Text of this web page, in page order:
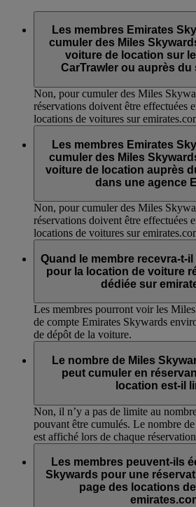
Les membres Emirates
cumuler des Miles
voiture de location sur
CarTrawler ou auprès
Non, pour cumuler des Miles
réservations doivent être effectuées
locations de voitures sur
Les membres Emirates
cumuler des Miles
voiture de location auprès
dans une agence
Non, pour cumuler des Miles
réservations doivent être effectuées
locations de voitures sur
Quand le membre recevra-t-
pour la location de voiture
dédiée sur
Les membres pourront voir les
de compte Emirates Skywards
de dépôt de la voiture.
Le nombre de Miles
peut cumuler en
location est-il
Non, il n’y a pas de limite au
pouvant être cumulés. Le nombre
est affiché lors de chaque
Les membres peuvent-ils
Skywards pour une
page des locations